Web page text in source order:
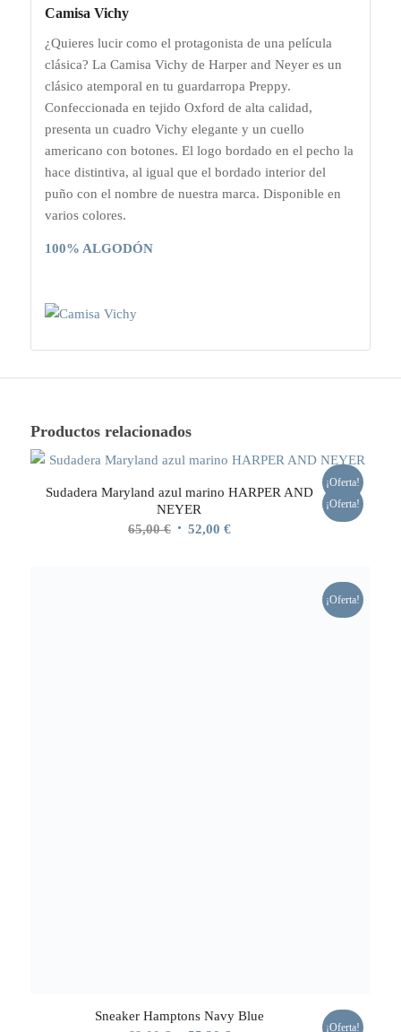
Camisa Vichy
¿Quieres lucir como el protagonista de una película
clásica? La Camisa Vichy de Harper and Neyer es un
clásico atemporal en tu guardarropa Preppy.
Confeccionada en tejido Oxford de alta calidad,
presenta un cuadro Vichy elegante y un cuello
americano con botones. El logo bordado en el pecho la
hace distintiva, al igual que el bordado interior del
puño con el nombre de nuestra marca. Disponible en
varios colores.
100% ALGODÓN
Productos relacionados
¡Oferta!
Sudadera Maryland azul marino HARPER AND
NEYER
65,00€ El 52,00 €El
¡Oferta!
¡Oferta!
Sneaker Hamptons Navy Blue
¡Oferta!